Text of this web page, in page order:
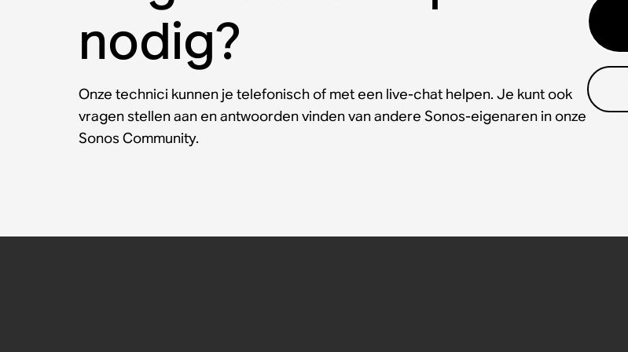
nodig?
Onze technici kunnen je telefonisch of met een live-chat helpen. Je kunt ook
vragen stellen aan en antwoorden vinden van andere Sonos-eigenaren in onze
Sonos Community.